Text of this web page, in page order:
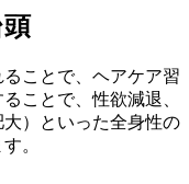
ことで、ヘアケア習
ことで、性欲減退、
）といった全身性の
。